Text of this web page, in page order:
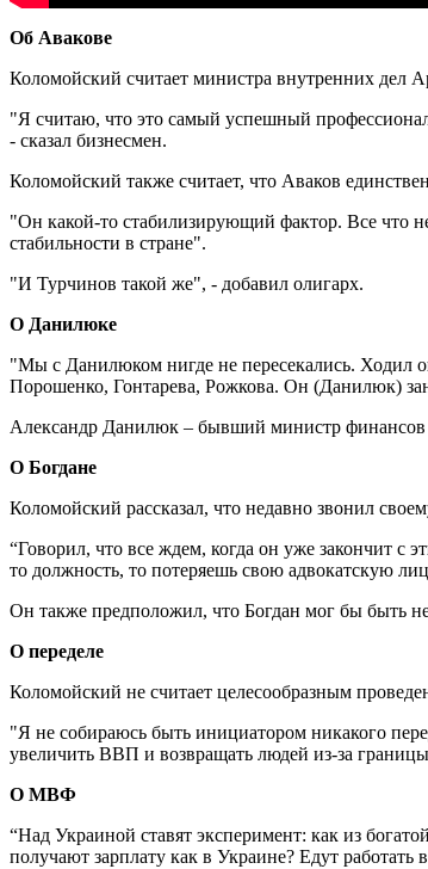
Об Авакове
Коломойский считает министра внутренних дел
"Я считаю, что это самый успешный
- сказал бизнесмен.
Коломойский также считает, что Аваков
"Он какой-то стабилизирующий фактор. Все что
стабильности в стране".
"И Турчинов такой же", - добавил олигарх.
О Данилюке
"Мы с Данилюком нигде не пересекались. Ходил
Порошенко, Гонтарева, Рожкова. Он (Данилюк)
Александр Данилюк – бывший министр финансов
О Богдане
Коломойский рассказал, что недавно звонил
“Говорил, что все ждем, когда он уже закончит
то должность, то потеряешь свою адвокатскую
Он также предположил, что Богдан мог бы быть
О переделе
Коломойский не считает целесообразным
"Я не собираюсь быть инициатором никакого
увеличить ВВП и возвращать людей из-за
О МВФ
“Над Украиной ставят эксперимент: как из
получают зарплату как в Украине? Едут